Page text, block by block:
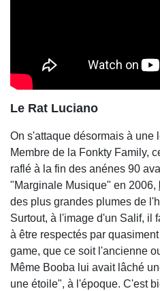
Le Rat Luciano
On s'attaque désormais à une
Membre de la Fonkty Family,
raflé à la fin des anénes 90
"Marginale Musique" en 2006,
des plus grandes plumes de
Surtout, à l'image d'un Salif, il
à être respectés par
game, que ce soit l'ancienne
Même Booba lui avait lâché
une étoile", à l'époque. C'est